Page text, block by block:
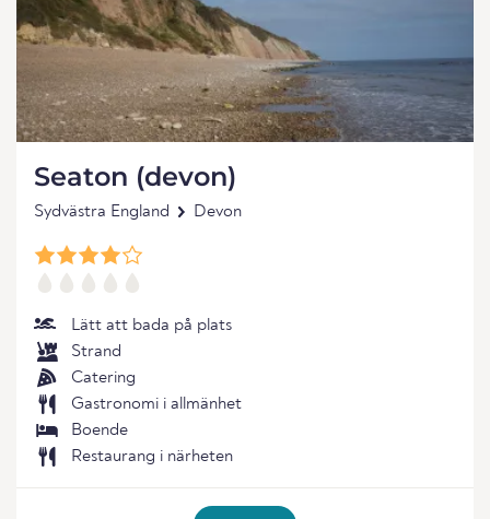
Seaton (devon)
Sydvästra England Devon
Lätt att bada på plats
Strand
Catering
Gastronomi i allmänhet
Boende
Restaurang i närheten